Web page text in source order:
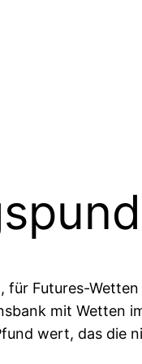
für Futures-
mit Wetten
wert, das die